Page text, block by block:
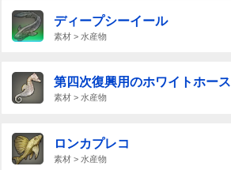
ディープシーイール
素材 > 水産物
第四次復興用のホワイトホース
素材 > 水産物
ロンカプレコ
素材 > 水産物